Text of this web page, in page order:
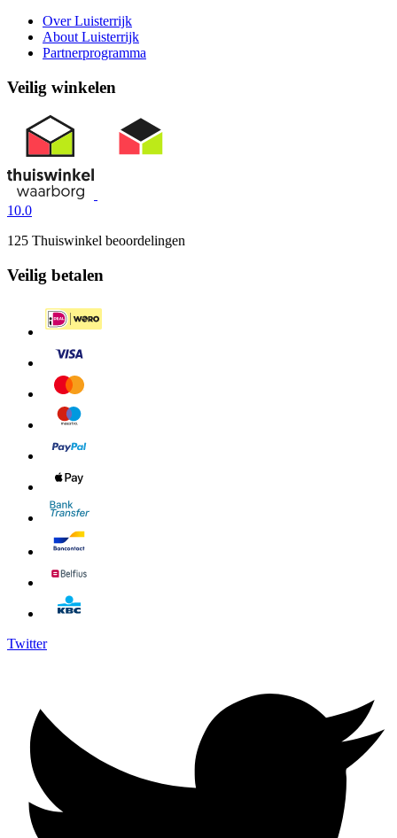
Over Luisterrijk
About Luisterrijk
Partnerprogramma
Veilig winkelen
10.0
125 Thuiswinkel beoordelingen
Veilig betalen
Twitter